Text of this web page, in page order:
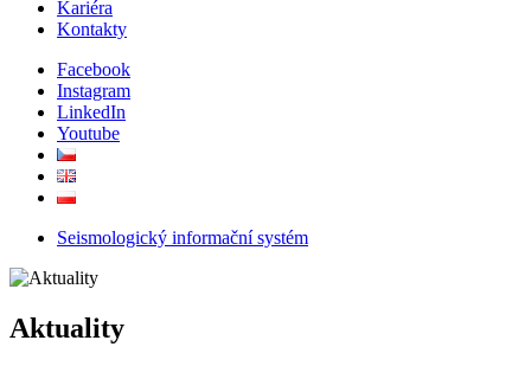
Kariéra
Kontakty
Facebook
Instagram
LinkedIn
Youtube
Seismologický informační systém
Aktuality